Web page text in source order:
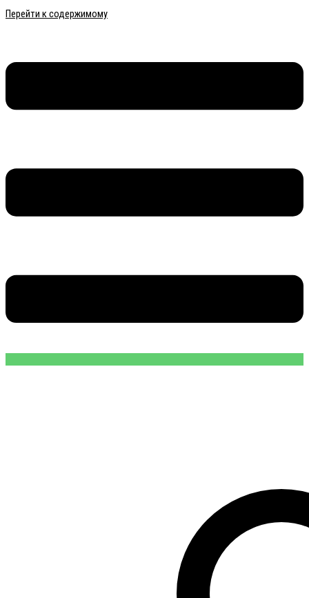
Перейти к содержимому